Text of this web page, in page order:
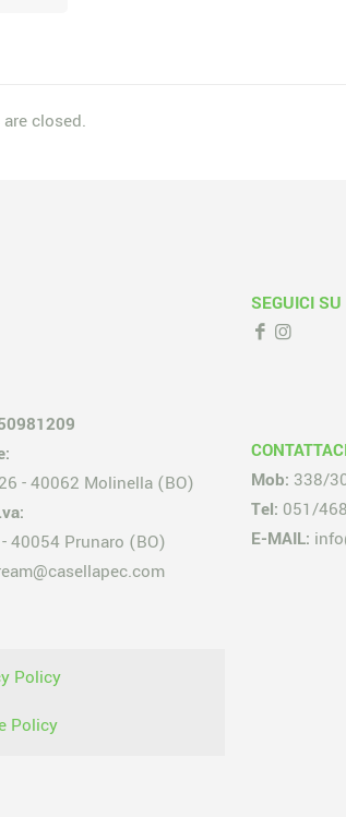
closed.
- 40062 Molinella (BO)
40054 Prunaro (BO)
Policy
Policy
SEGUICI
Mob: 338/
Tel: 051/
E-MAIL: